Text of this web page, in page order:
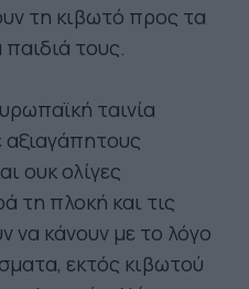
τη κιβωτό προς τα
τους.
ταινία
αξιαγάπητους
ουκ ολίγες
τη πλοκή και τις
να κάνουν με το λόγο
εκτός κιβωτού